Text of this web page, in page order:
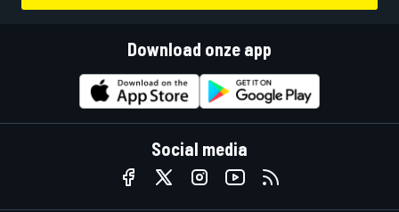
Download onze app
Social media